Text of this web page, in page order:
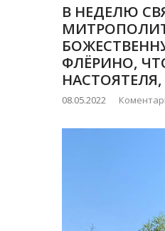
В НЕДЕЛЮ
ФЛЁРИНО,
08.05.2022